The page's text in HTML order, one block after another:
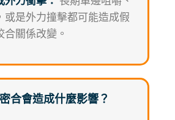
或是外力撞擊都可能造成假
合關係改變。
合會造成什麼影響？